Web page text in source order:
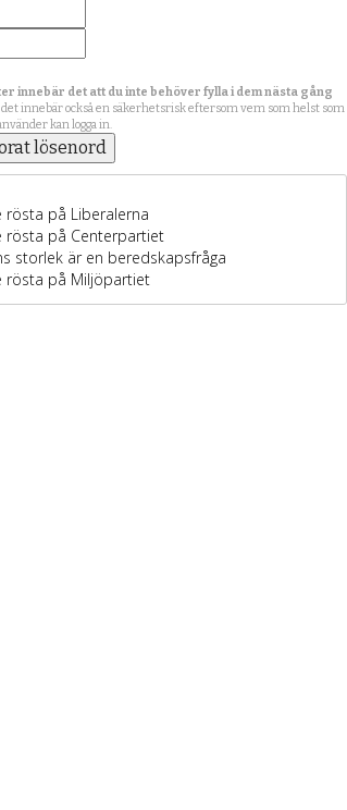
innebär det att du inte behöver fylla i dem nästa gång
innebär också en säkerhetsrisk eftersom vem som helst som
kan logga in.